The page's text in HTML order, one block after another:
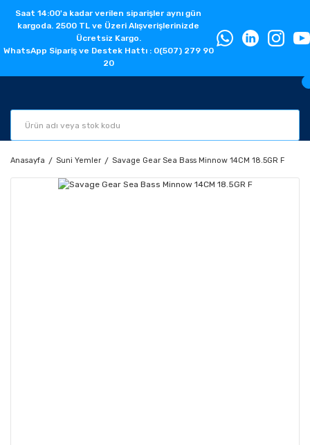
Saat 14:00'a kadar verilen siparişler aynı gün
kargoda. 2500 TL ve Üzeri Alışverişlerinizde
Ücretsiz Kargo.
WhatsApp Sipariş ve Destek Hattı : 0(507) 279 90
20
Anasayfa Suni Yemler Savage Gear Sea Bass Minnow 14CM 18.5GR F